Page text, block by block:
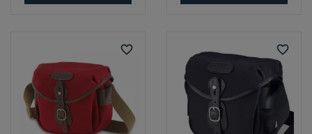
favorite_border favorite_border